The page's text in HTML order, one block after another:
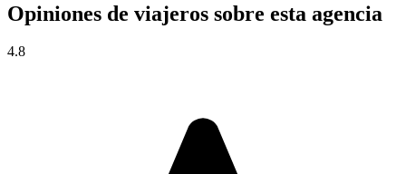
Opiniones de viajeros sobre esta agencia
4.8